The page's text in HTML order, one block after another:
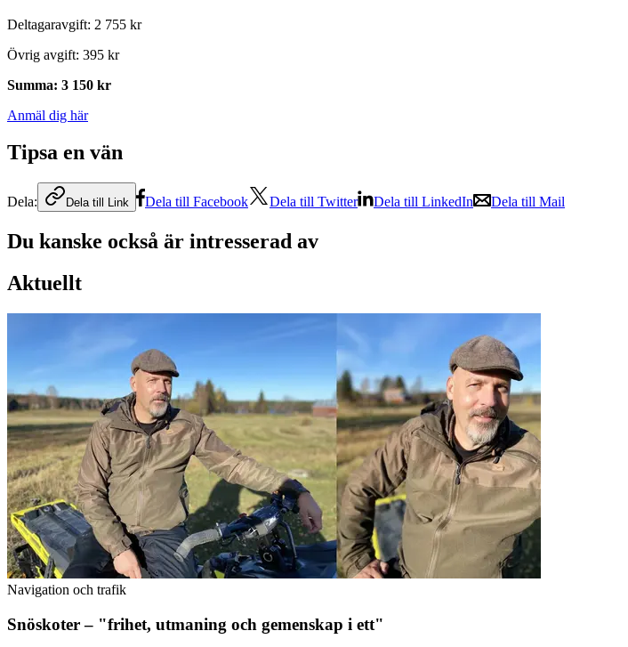
Deltagaravgift: 2 755 kr
Övrig avgift: 395 kr
Summa: 3 150 kr
Anmäl dig här
Tipsa en vän
Dela: Dela till Link Dela till Facebook Dela till Twitter Dela till LinkedIn Dela till Mail
Du kanske också är intresserad av
Aktuellt
Navigation och trafik
Snöskoter – "frihet, utmaning och gemenskap i ett"